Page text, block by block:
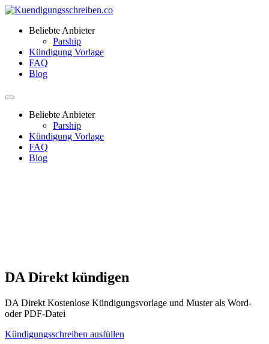
Beliebte Anbieter
Parship
Kündigung Vorlage
FAQ
Blog
Beliebte Anbieter
Parship
Kündigung Vorlage
FAQ
Blog
DA Direkt kündigen
DA Direkt Kostenlose Kündigungsvorlage und Muster als Word-
oder PDF-Datei
Kündigungsschreiben ausfüllen